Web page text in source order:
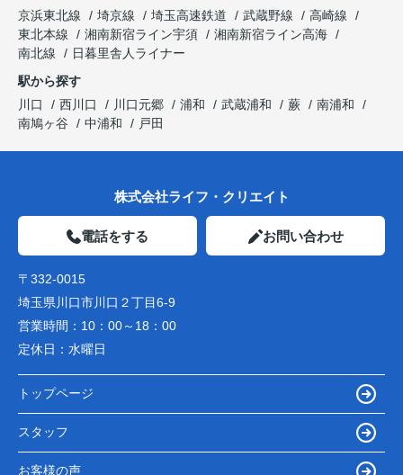
京浜東北線
埼京線 埼玉高速鉄道 武蔵野線
高崎線
東北本線
湘南新宿ライン宇須
湘南新宿ライン高海
南北線
日暮里舎人ライナー
駅から探す
川口
西川口 川口元郷 浦和 武蔵浦和 蕨
南浦和
南鳩ヶ谷
中浦和 戸田
株式会社ライフ・クリエイト
電話をする お問い合わせ
〒332-0015
埼玉県川口市川口２丁目6-9
営業時間： 10：00～18：00
定休日： 水曜日
トップページ
スタッフ
お客様の声